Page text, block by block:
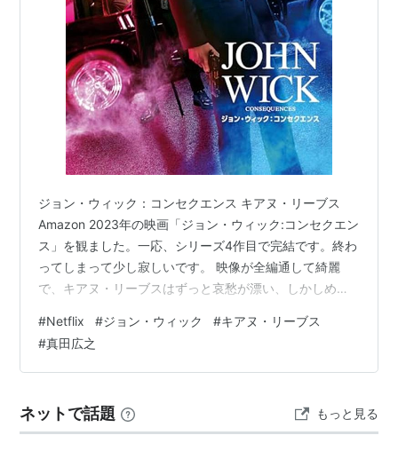
ジョン・ウィック：コンセクエンス キアヌ・リーブス
Amazon 2023年の映画「ジョン・ウィック:コンセクエン
ス」を観ました。一応、シリーズ4作目で完結です。終わ
ってしまって少し寂しいです。 映像が全編通して綺麗
で、キアヌ・リーブスはずっと哀愁が漂い、しかしめち
ーリー的にはいろいろ突っ込みどころもありましたが、
単純にアクションを楽しめる映画だったと思います。 次
女はエンドロール後の短いシーンを見て、「結局どうな
に寝ていましたが。 砂漠のシーンが綺麗 大阪に来た変な
日本、地下鉄も明らかに大阪…
#Netflix #ジョン・ウィック #キアヌ・リーブス
#真田広之
ネットで話題 もっと見る